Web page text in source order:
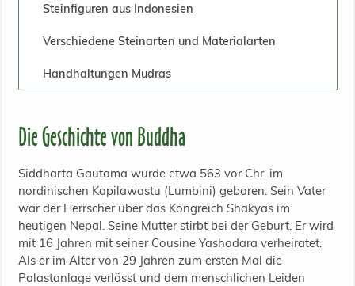
Steinfiguren aus Indonesien
Verschiedene Steinarten und Materialarten
Handhaltungen Mudras
Die Geschichte von Buddha
Siddharta Gautama wurde etwa 563 vor Chr. im
nordinischen Kapilawastu (Lumbini) geboren. Sein Vater
war der Herrscher über das Köngreich Shakyas im
heutigen Nepal. Seine Mutter stirbt bei der Geburt. Er wird
mit 16 Jahren mit seiner Cousine Yashodara verheiratet.
Als er im Alter von 29 Jahren zum ersten Mal die
Palastanlage verlässt und dem menschlichen Leiden